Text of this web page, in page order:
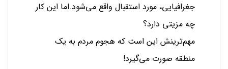
جغرافیایی، مورد استقبال واقع می‌شود.اما این کار
چه مزیتی دارد؟
مهم‌ترینش این است که هجوم مردم به یک
منطقه صورت می‌گیرد!